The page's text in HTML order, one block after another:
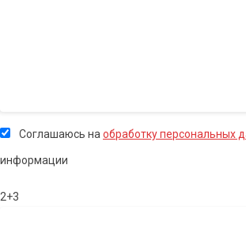
Соглашаюсь на обработку персональных
информации
2+3